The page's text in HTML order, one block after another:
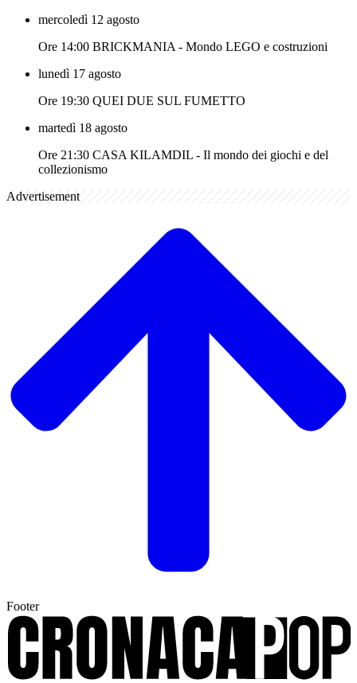
mercoledì 12 agosto
Ore 14:00 BRICKMANIA - Mondo LEGO e costruzioni
lunedì 17 agosto
Ore 19:30 QUEI DUE SUL FUMETTO
martedì 18 agosto
Ore 21:30 CASA KILAMDIL - Il mondo dei giochi e del
collezionismo
Advertisement
Footer